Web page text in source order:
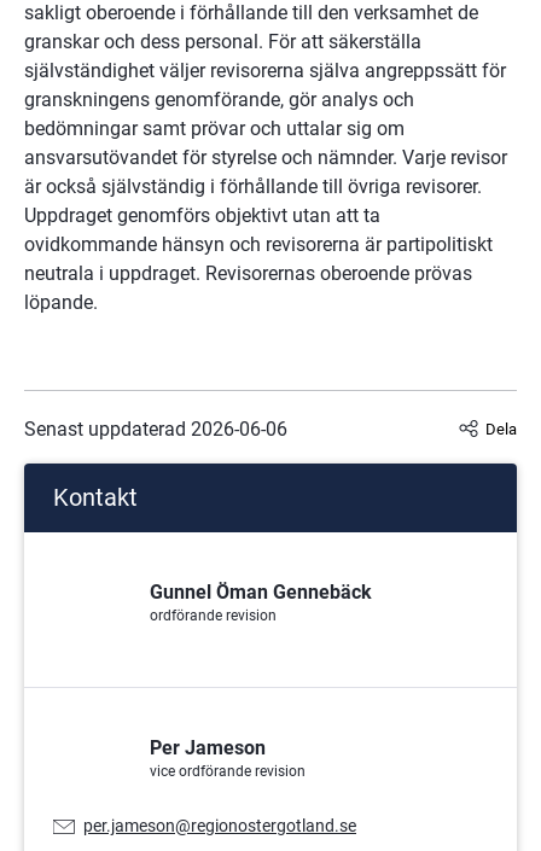
sakligt oberoende i förhållande till den verksamhet de
granskar och dess personal. För att säkerställa
självständighet väljer revisorerna själva angreppssätt för
granskningens genomförande, gör analys och
bedömningar samt prövar och uttalar sig om
ansvarsutövandet för styrelse och nämnder. Varje revisor
är också självständig i förhållande till övriga revisorer.
Uppdraget genomförs objektivt utan att ta
ovidkommande hänsyn och revisorerna är partipolitiskt
neutrala i uppdraget. Revisorernas oberoende prövas
löpande.
Senast uppdaterad 2026-06-06 Dela
Kontakt
Gunnel Öman Gennebäck
ordförande revision
Per Jameson
vice ordförande revision
E-
per.jameson@regionostergotland.se